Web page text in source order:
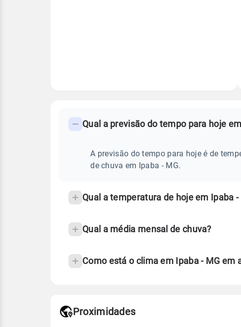
PREVISÃO
frequentes
temperatura
Qual a previsão do tempo para hoje
A previsão do tempo para hoje é de
de chuva em Ipaba - MG.
Qual a temperatura de hoje em Ipaba -
Qual a média mensal de chuva?
Como está o clima em Ipaba - MG em
Proximidades